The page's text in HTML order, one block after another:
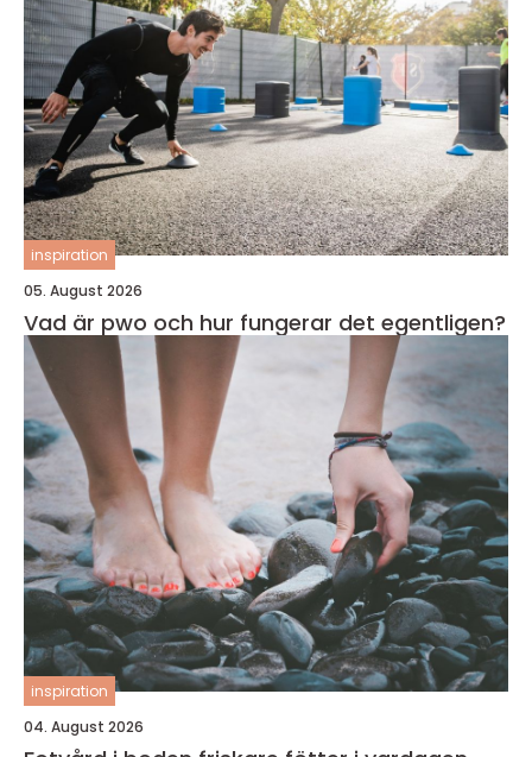
inspiration
05. August 2026
Vad är pwo och hur fungerar det egentligen?
inspiration
04. August 2026